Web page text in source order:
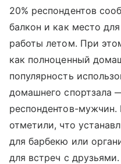
20% респондентов
балкон и как место
работы летом. При
как полноценный
популярность
домашнего спортзала
респондентов-
отметили, что
для барбекю или
для встреч с